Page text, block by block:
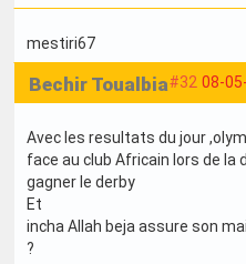
mestiri67
#32 08-
Bechir Toualbia
Avec les resultats du jour
face au club Africain lors de la
gagner le derby
Et
incha Allah beja assure son
?